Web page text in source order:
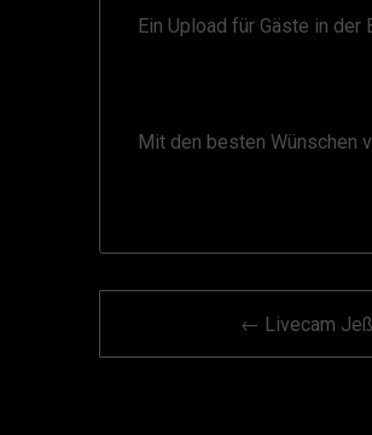
Ein Upload für Gäste in der
Mit den besten Wünschen
Beitragsnavigation
← Livecam